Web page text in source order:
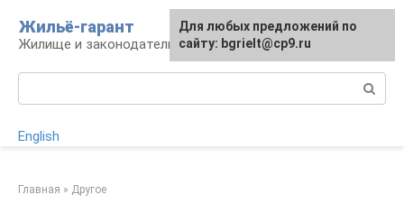
контенту
Жильё-гарант
Жилище и законодательство РФ
English
Главная » Другое
Для любых предложений по
сайту: bgrielt@cp9.ru